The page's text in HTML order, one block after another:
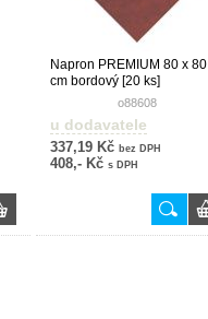
Napron PREMIUM 80 x 80
cm bordový [20 ks]
o88608
u dodavatele
337,19 Kč bez DPH
408,- Kč s DPH